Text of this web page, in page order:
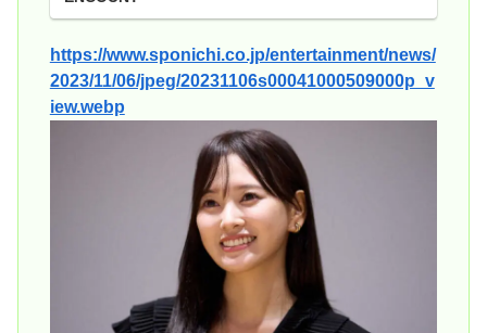
https://www.sponichi.co.jp/entertainment/news/
2023/11/06/jpeg/20231106s00041000509000p_v
iew.webp